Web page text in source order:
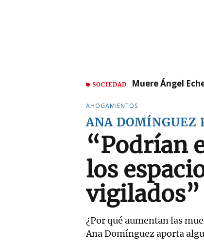
SOCIEDAD Muere Ángel
AHOGAMIENTOS
ANA DOMÍNGUEZ
“Podrían
los
vigilados”
¿Por qué aumentan las
Ana Domínguez aporta